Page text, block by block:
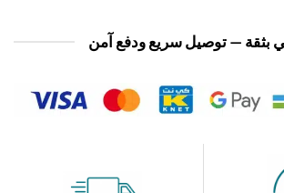
— توصيل سريع ودفع آمن